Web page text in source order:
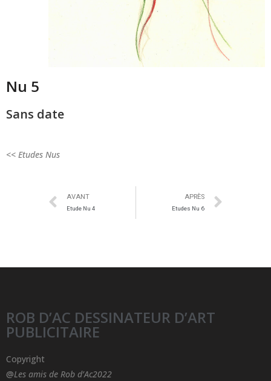
Nu 5
Sans date
<< Etudes Nus
AVANT
Etude Nu 4
APRÈS
Etudes Nu 6
ROB D’AC DESSINATEUR D’ART
PUBLICITAIRE
Copyright
@Les amis de Rob d’Ac2022